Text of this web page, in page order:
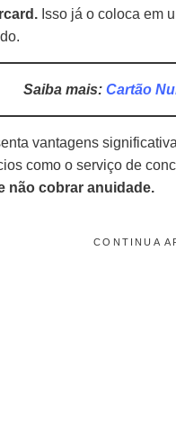
Isso já o coloca em
Saiba mais: Cartão
vantagens
como o serviço de
não cobrar anuidade.
CONTINUA